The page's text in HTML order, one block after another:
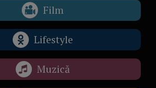
Film
Lifestyle
Muzică